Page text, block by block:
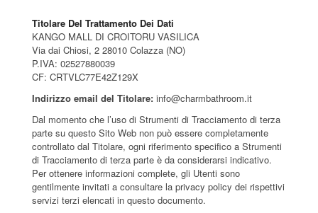
Titolare Del Trattamento Dei Dati
KANGO MALL DI CROITORU VASILICA
Via dai Chiosi, 2 28010 Colazza (NO)
P.IVA: 02527880039
CF: CRTVLC77E42Z129X
Indirizzo email del Titolare: info@charmbathroom.it
Dal momento che l’uso di Strumenti di Tracciamento di terza
parte su questo Sito Web non può essere completamente
controllato dal Titolare, ogni riferimento specifico a Strumenti
di Tracciamento di terza parte è da considerarsi indicativo.
Per ottenere informazioni complete, gli Utenti sono
gentilmente invitati a consultare la privacy policy dei rispettivi
servizi terzi elencati in questo documento.